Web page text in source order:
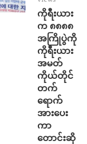
ကိုရီးယား
က ၈၈၈၈
အကြိုပွဲကို
ကိုရီးယား
အမတ်
ကိုယ်တိုင်
တက်
ရောက်
အားပေး
ကာ
တောင်းဆို